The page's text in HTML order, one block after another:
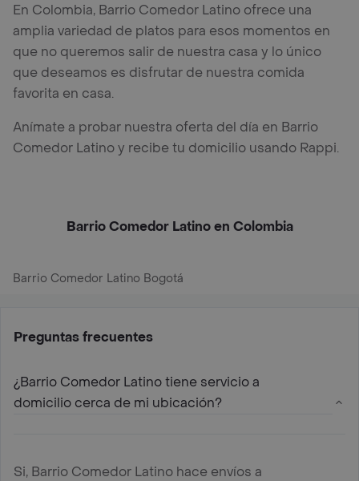
En Colombia, Barrio Comedor Latino ofrece una
amplia variedad de platos para esos momentos en
que no queremos salir de nuestra casa y lo único
que deseamos es disfrutar de nuestra comida
favorita en casa.
Anímate a probar nuestra oferta del día en Barrio
Comedor Latino y recibe tu domicilio usando Rappi.
Barrio Comedor Latino en Colombia
Barrio Comedor Latino Bogotá
Preguntas frecuentes
¿Barrio Comedor Latino tiene servicio a
domicilio cerca de mi ubicación?
Si, Barrio Comedor Latino hace envíos a